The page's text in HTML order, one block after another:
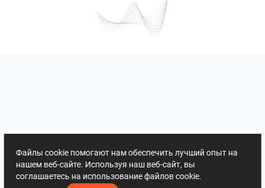
Файлы cookie помогают нам обеспечить лучший опыт на
нашем веб-сайте. Используя наш веб-сайт, вы
соглашаетесь на использование файлов cookie.